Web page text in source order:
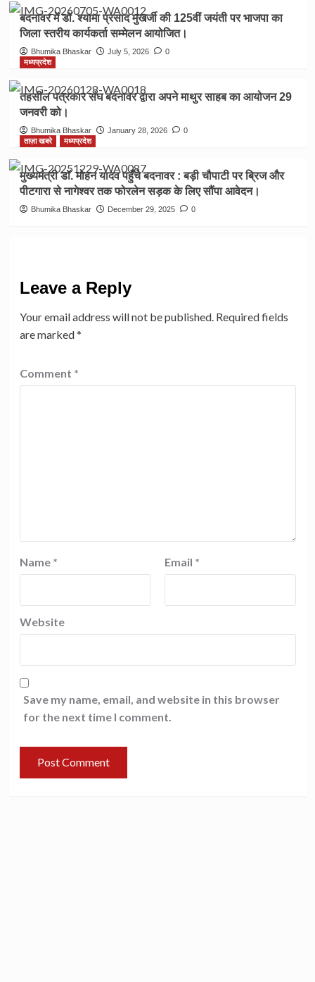
बदनावर में डॉ. श्यामा प्रसाद मुखर्जी की 125वीं जयंती पर भाजपा का
जिला स्तरीय कार्यकर्ता सम्मेलन आयोजित।
Bhumika Bhaskar July 5, 2026
0
मध्यप्रदेश
तहसील पत्रकार संघ बदनावर द्वारा अपने माथुर साहब का आयोजन 29
जनवरी को।
Bhumika Bhaskar January 28, 2026
0
ताज़ा खबरे
मध्यप्रदेश
मुख्यमंत्री डॉ. मोहन यादव पहुँचे बदनावर : बड़ी चौपाटी पर ब्रिज और
पीटगारा से नागेश्वर तक फोरलेन सड़क के लिए सौंपा आवेदन।
Bhumika Bhaskar December 29, 2025 0
Leave a Reply
Your email address will not be published. Required fields
are marked*
Comment *
Name * Email *
Website
Save my name, email, and website in this browser
for the next time I comment.